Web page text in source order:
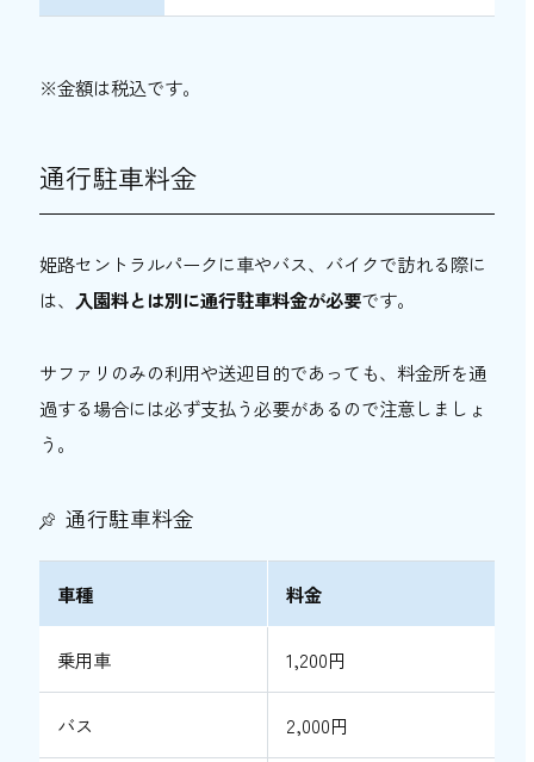
※金額は税込です。
通行駐車料金
姫路セントラルパークに車やバス、バイクで訪れる際に
は、 入園料とは別に通行駐車料金が必要です。
サファリのみの利用や送迎目的であっても、料金所を通
過する場合には必ず支払う必要があるので注意しましょ
う。
通行駐車料金
車種 料金
乗用車 1,200円
バス 2,000円